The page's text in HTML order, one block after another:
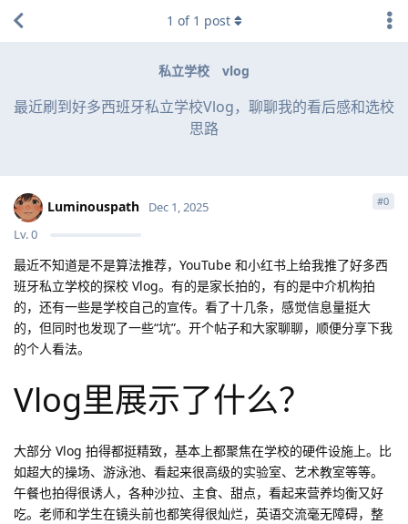
私立学校 vlog
最近刷到好多西班牙私立学校Vlog，聊聊我的看后感和选校
思路
1 of 1 post
Luminouspath
Lv.0
Dec 1, 2025 #0
最近不知道是不是算法推荐，YouTube 和小红书上给我推了好多西
班牙私立学校的探校 Vlog。有的是家长拍的，有的是中介机构拍
的，还有一些是学校自己的宣传。看了十几条，感觉信息量挺大
的，但同时也发现了一些“坑”。开个帖子和大家聊聊，顺便分享下我
的个人看法。
Vlog里展示了什么？
大部分 Vlog 拍得都挺精致，基本上都聚焦在学校的硬件设施上。比
如超大的操场、游泳池、看起来很高级的实验室、艺术教室等等。
午餐也拍得很诱人，各种沙拉、主食、甜点，看起来营养均衡又好
吃。老师和学生在镜头前也都笑得很灿烂，英语交流毫无障碍，整